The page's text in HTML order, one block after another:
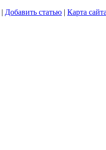
| Добавить статью | Карта